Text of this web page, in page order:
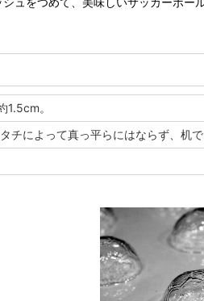
。
によって真っ平らにはならず、机